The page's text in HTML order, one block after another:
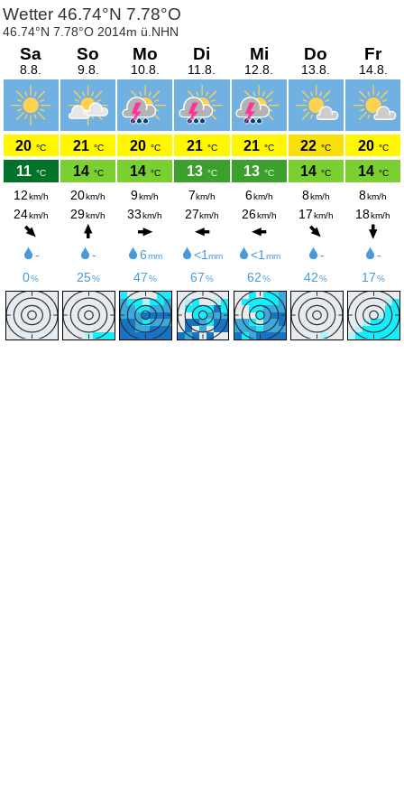
Wetter 46.74°N 7.78°O
46.74°N 7.78°O 2014m ü.NHN
Sa
8.8.
20 °C
11 °C
12km/h
24km/h
-
0%
So
9.8.
21 °C
14 °C
20km/h
29km/h
-
25%
Mo
10.8.
20 °C
14 °C
9km/h
33 km/h
6 mm
47%
Di
11.8.
21 °C
13 °C
7km/h
27km/h
<1mm
67%
Mi
12.8.
21 °C
13 °C
6km/h
26km/h
<1mm
62%
Do
13.8.
22 °C
14 °C
8km/h
17km/h
-
42 %
Fr
14.8.
20 °C
14 °C
8km/h
18km/h
-
17%